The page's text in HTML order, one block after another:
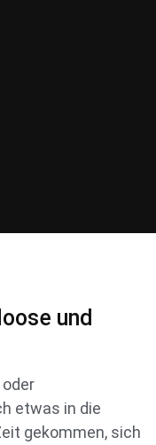
und
etwas in die
gekommen, sich